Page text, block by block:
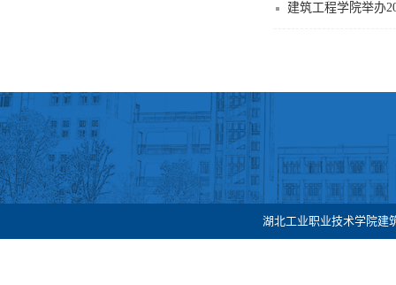
建筑工程学院举办
湖北工业职业技术学院